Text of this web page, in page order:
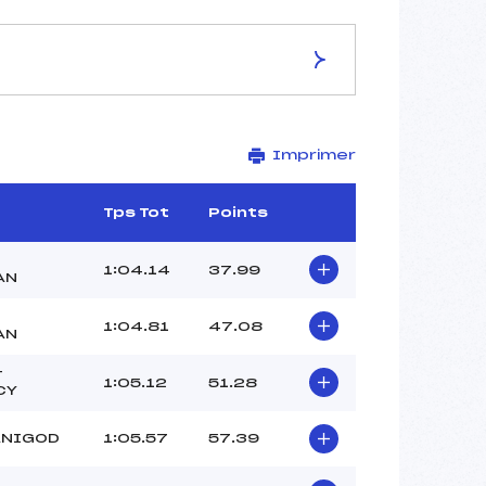
LA FLORIA
1700
2088/10/04
Imprimer
Tps Tot Points
1:04.14 37.99
1:04.81 47.08
1:05.12 51.28
1:05.57 57.39